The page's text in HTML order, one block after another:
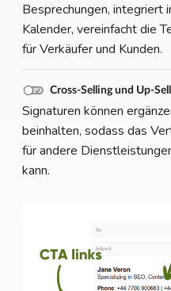
Besprechungen, integriert
Kalender, vereinfacht die
für Verkäufer und Kunden.
Cross-Selling und Up-
Signaturen können
beinhalten, sodass das
für andere
kann.